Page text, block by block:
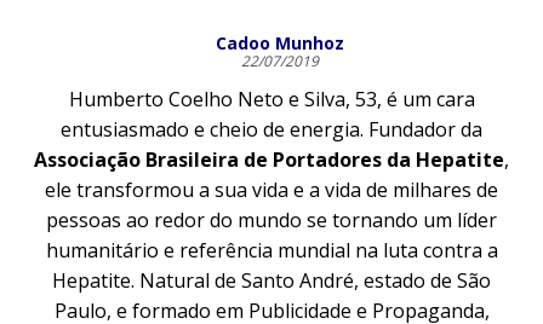
Cadoo Munhoz
22/07/2019
Humberto Coelho Neto e Silva, 53, é um cara
entusiasmado e cheio de energia. Fundador da
Associação Brasileira de Portadores da Hepatite,
ele transformou a sua vida e a vida de milhares de
pessoas ao redor do mundo se tornando um líder
humanitário e referência mundial na luta contra a
Hepatite. Natural de Santo André, estado de São
Paulo, e formado em Publicidade e Propaganda,